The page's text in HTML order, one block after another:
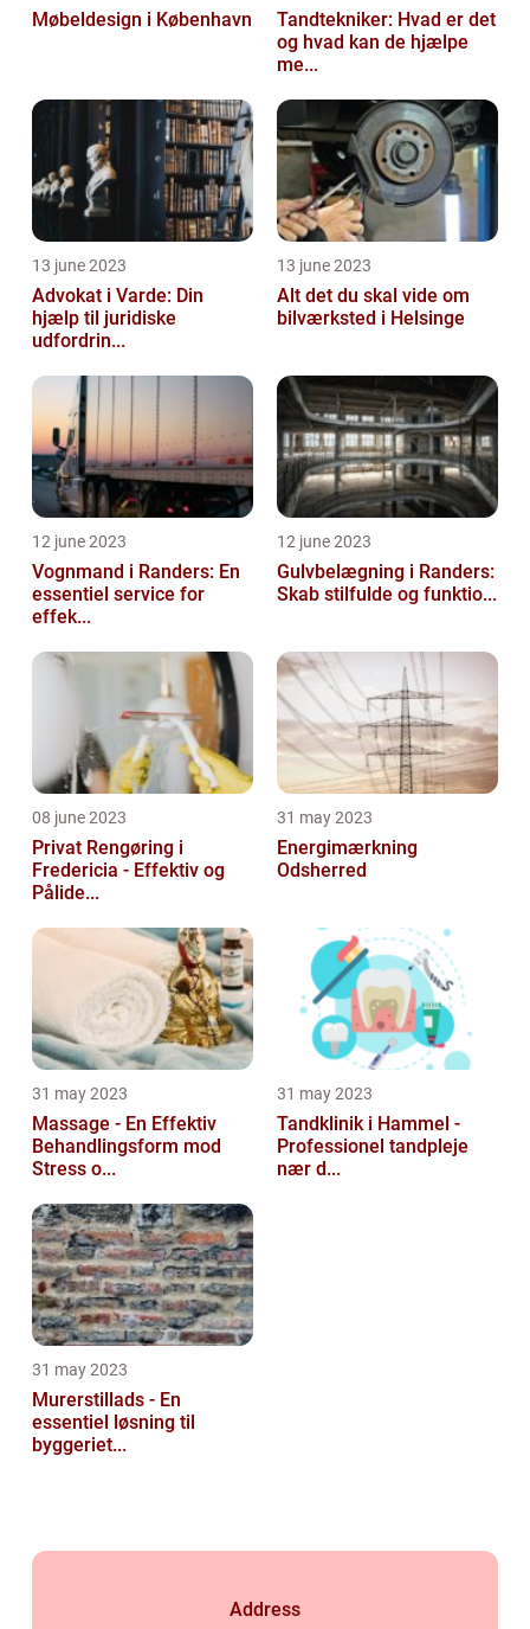
Møbeldesign i København
Tandtekniker: Hvad er det
og hvad kan de hjælpe
me...
13 june 2023
Advokat i Varde: Din
hjælp til juridiske
udfordrin...
13 june 2023
Alt det du skal vide om
bilværksted i Helsinge
12 june 2023
Vognmand i Randers: En
essentiel service for
effek...
12 june 2023
Gulvbelægning i Randers:
Skab stilfulde og funktio...
08 june 2023
Privat Rengøring i
Fredericia - Effektiv og
Pålide...
31 may 2023
Energimærkning
Odsherred
31 may 2023
Massage - En Effektiv
Behandlingsform mod
Stress o...
31 may 2023
Tandklinik i Hammel -
Professionel tandpleje
nær d...
31 may 2023
Murerstillads - En
essentiel løsning til
byggeriet...
Address